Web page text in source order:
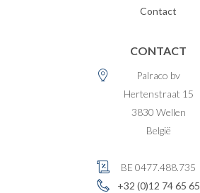
Contact
CONTACT
Palraco bv
Hertenstraat 15
3830 Wellen
België
BE 0477.488.735
+32 (0)12 74 65 65